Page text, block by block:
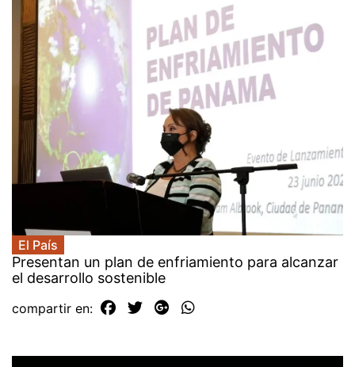
El País
Presentan un plan de enfriamiento para alcanzar
el desarrollo sostenible
compartir en: